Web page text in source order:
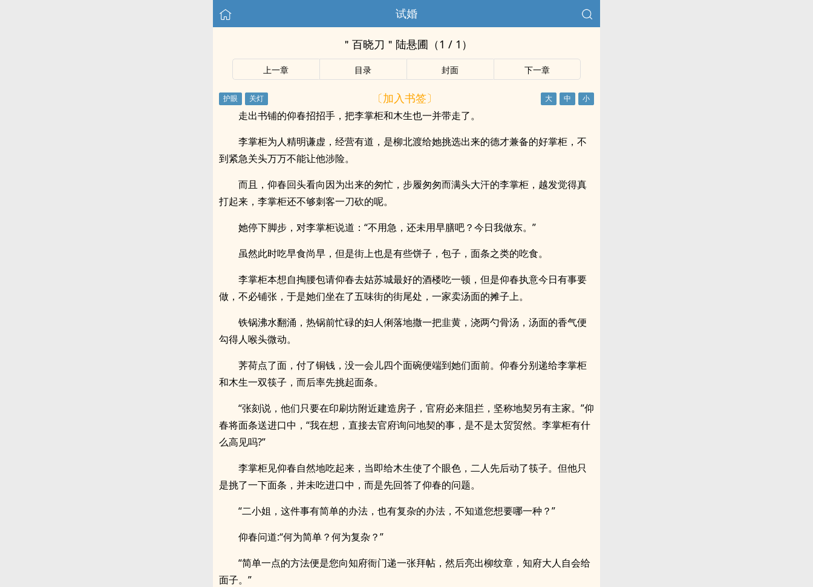
试婚
＂百晓刀＂陆悬圃（1 / 1）
上一章 目录 封面 下一章
〔加入书签〕
走出书铺的仰春招招手，把李掌柜和木生也一并带走了。
李掌柜为人精明谦虚，经营有道，是柳北渡给她挑选出来的德才兼备的好掌柜，不
到紧急关头万万不能让他涉险。
而且，仰春回头看向因为出来的匆忙，步履匆匆而满头大汗的李掌柜，越发觉得真
打起来，李掌柜还不够刺客一刀砍的呢。
她停下脚步，对李掌柜说道：“不用急，还未用早膳吧？今日我做东。”
虽然此时吃早食尚早，但是街上也是有些饼子，包子，面条之类的吃食。
李掌柜本想自掏腰包请仰春去姑苏城最好的酒楼吃一顿，但是仰春执意今日有事要
做，不必铺张，于是她们坐在了五味街的街尾处，一家卖汤面的摊子上。
铁锅沸水翻涌，热锅前忙碌的妇人俐落地撒一把韭黄，浇两勺骨汤，汤面的香气便
勾得人喉头微动。
荠荷点了面，付了铜钱，没一会儿四个面碗便端到她们面前。仰春分别递给李掌柜
和木生一双筷子，而后率先挑起面条。
“张刻说，他们只要在印刷坊附近建造房子，官府必来阻拦，坚称地契另有主家。”仰
春将面条送进口中，“我在想，直接去官府询问地契的事，是不是太贸贸然。李掌柜有什
么高见吗?”
李掌柜见仰春自然地吃起来，当即给木生使了个眼色，二人先后动了筷子。但他只
是挑了一下面条，并未吃进口中，而是先回答了仰春的问题。
“二小姐，这件事有简单的办法，也有复杂的办法，不知道您想要哪一种？”
仰春问道:“何为简单？何为复杂？”
“简单一点的方法便是您向知府衙门递一张拜帖，然后亮出柳纹章，知府大人自会给
面子。”